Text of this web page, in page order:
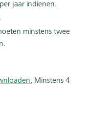
jaar indienen.
minstens twee
Minstens 4